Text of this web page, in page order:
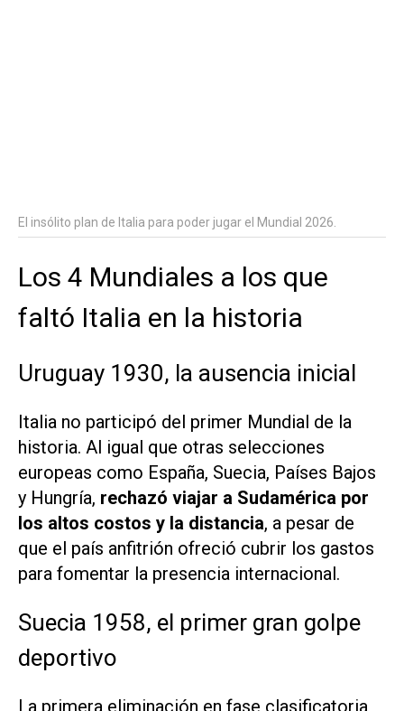
El insólito plan de Italia para poder jugar el Mundial 2026.
Los 4 Mundiales a los que
faltó Italia en la historia
Uruguay 1930, la ausencia inicial
Italia no participó del primer Mundial de la
historia. Al igual que otras selecciones
europeas como España, Suecia, Países Bajos
y Hungría, rechazó viajar a Sudamérica por
los altos costos y la distancia, a pesar de
que el país anfitrión ofreció cubrir los gastos
para fomentar la presencia internacional.
Suecia 1958, el primer gran golpe
deportivo
La primera eliminación en fase clasificatoria